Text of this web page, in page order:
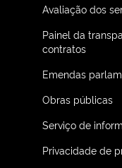
Avaliação dos
Painel da
contratos
Emendas
Obras públicas
Serviço de
Privacidade de